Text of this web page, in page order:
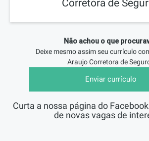
Corretora de
Não achou o que
Deixe mesmo assim seu currículo
Araujo Corretora de
Enviar currículo
Curta a nossa página do
de novas vagas de